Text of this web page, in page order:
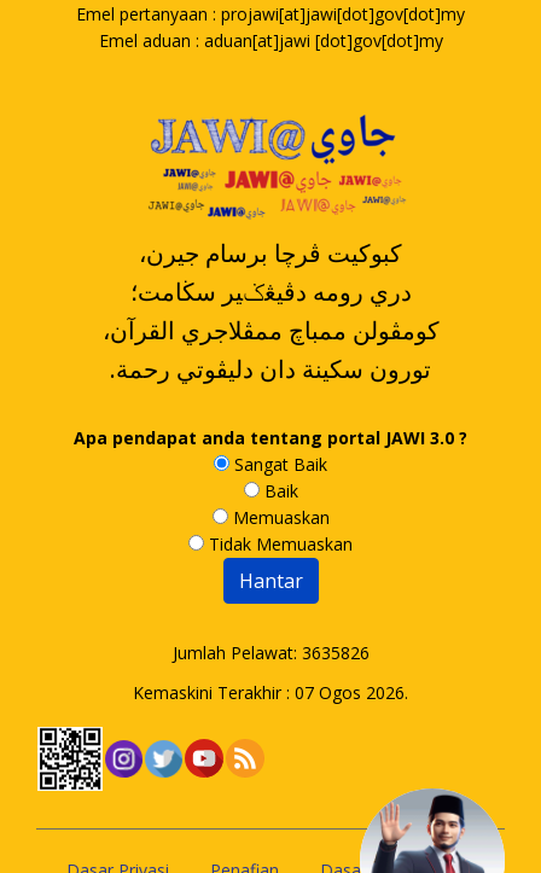
Emel pertanyaan : projawi[at]jawi[dot]gov[dot]my
Emel aduan : aduan[at]jawi [dot]gov[dot]my
،کبوکيت ڤرچا برسام جيرن
دري رومه دڤيڠݢير سڬامت؛
،کومڤولن ممباچ ممڤلاجري القرآن
.تورون سکينة دان دليڤوتي رحمة
Apa pendapat anda tentang portal JAWI 3.0 ?
Sangat Baik
Baik
Memuaskan
Tidak Memuaskan
Jumlah Pelawat: 3635826
Kemaskini Terakhir : 07 Ogos 2026.